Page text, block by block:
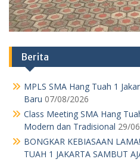
Iduladha 2026 di Hang Tuah
Memasak 29/05/2026
Kelas 11 SMA Hang Tuah 1
Geografi 29/05/2026
JANGAN NGAKU SISWA
PAHAM MAKNA
DAY! 04/05/2026
PARADOKS MODERNISASI
PENGABDIAN GURU
27/04/2026